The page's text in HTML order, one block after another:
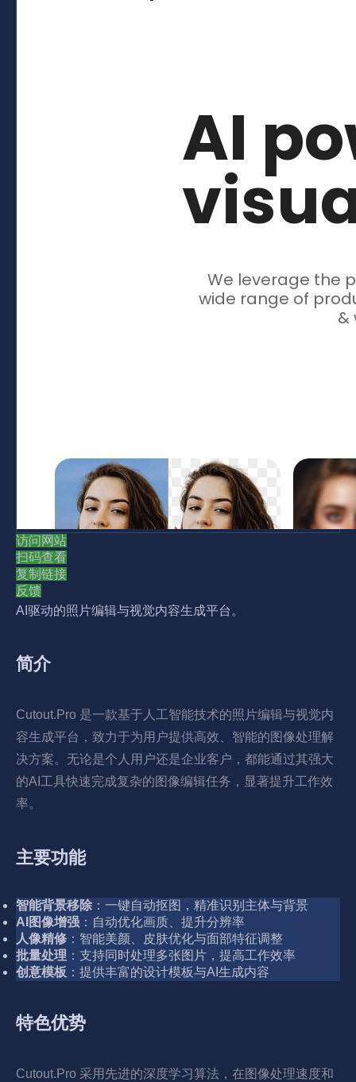
访问网站
扫码查看
复制链接
反馈
AI驱动的照片编辑与视觉内容生成平台。
简介
Cutout.Pro 是一款基于人工智能技术的照片编辑与视觉内
容生成平台，致力于为用户提供高效、智能的图像处理解
决方案。无论是个人用户还是企业客户，都能通过其强大
的AI工具快速完成复杂的图像编辑任务，显著提升工作效
率。
主要功能
智能背景移除 ：一键自动抠图，精准识别主体与背景
AI图像增强 ：自动优化画质、提升分辨率
人像精修 ：智能美颜、皮肤优化与面部特征调整
批量处理 ：支持同时处理多张图片，提高工作效率
创意模板 ：提供丰富的设计模板与AI生成内容
特色优势
Cutout.Pro 采用先进的深度学习算法，在图像处理速度和